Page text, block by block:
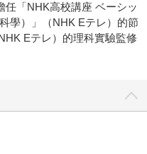
任「NHK高校講座 ベーシッ
學）」（NHK Eテレ）的節
Eテレ）的理科實驗監修